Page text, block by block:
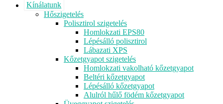
Kínálatunk
Hőszigetelés
Polisztirol szigetelés
Homlokzati EPS80
Lépésálló polisztirol
Lábazati XPS
Kőzetgyapot szigetelés
Homlokzati vakolható kőzetgyapot
Beltéri kőzetgyapot
Lépésálló kőzetgyapot
Alulról hűlő födém kőzetgyapot